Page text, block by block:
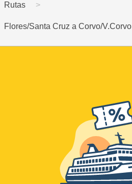
Rutas
Flores/Santa Cruz a Corvo/V.Corvo